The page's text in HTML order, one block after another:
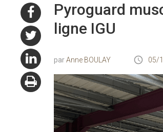
Pyroguard
ligne IGU
Anne BOULAY 05/